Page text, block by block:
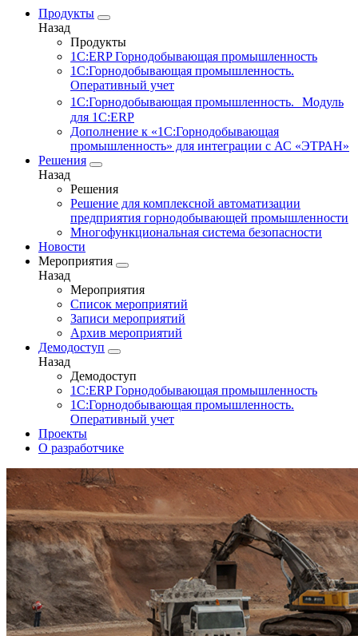
Продукты
Назад
Продукты
1С:ERP Горнодобывающая промышленность
1С:Горнодобывающая промышленность.
Оперативный учет
1С:Горнодобывающая промышленность. Модуль
для 1С:ERP
Дополнение к «1С:Горнодобывающая
промышленность» для интеграции с АС «ЭТРАН»
Решения
Назад
Решения
Решение для комплексной автоматизации
предприятия горнодобывающей промышленности
Многофункциональная система безопасности
Новости
Мероприятия
Назад
Мероприятия
Список мероприятий
Записи мероприятий
Архив мероприятий
Демодоступ
Назад
Демодоступ
1С:ERP Горнодобывающая промышленность
1С:Горнодобывающая промышленность.
Оперативный учет
Проекты
О разработчике